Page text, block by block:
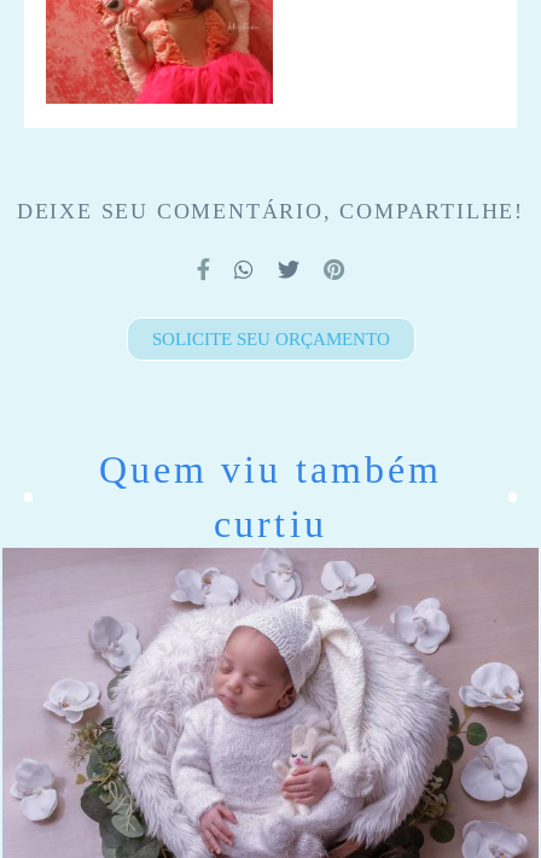
DEIXE SEU COMENTÁRIO, COMPARTILHE!
SOLICITE SEU ORÇAMENTO
Quem viu também
curtiu